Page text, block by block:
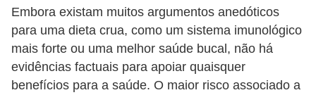
Embora existam muitos argumentos anedóticos
para uma dieta crua, como um sistema imunológico
mais forte ou uma melhor saúde bucal, não há
evidências factuais para apoiar quaisquer
benefícios para a saúde. O maior risco associado a
e
a
n
i